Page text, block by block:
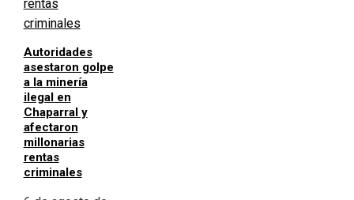
Autoridades
asestaron golpe
a la minería
ilegal en
Chaparral y
afectaron
millonarias
rentas
criminales